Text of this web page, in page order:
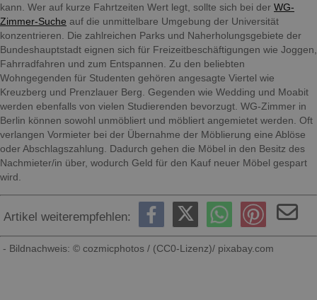
kann. Wer auf kurze Fahrtzeiten Wert legt, sollte sich bei der WG-
Zimmer-Suche auf die unmittelbare Umgebung der Universität
konzentrieren. Die zahlreichen Parks und Naherholungsgebiete der
Bundeshauptstadt eignen sich für Freizeitbeschäftigungen wie Joggen,
Fahrradfahren und zum Entspannen. Zu den beliebten
Wohngegenden für Studenten gehören angesagte Viertel wie
Kreuzberg und Prenzlauer Berg. Gegenden wie Wedding und Moabit
werden ebenfalls von vielen Studierenden bevorzugt. WG-Zimmer in
Berlin können sowohl unmöbliert und möbliert angemietet werden. Oft
verlangen Vormieter bei der Übernahme der Möblierung eine Ablöse
oder Abschlagszahlung. Dadurch gehen die Möbel in den Besitz des
Nachmieter/in über, wodurch Geld für den Kauf neuer Möbel gespart
wird.
Artikel weiterempfehlen:
- Bildnachweis: © cozmicphotos / (CC0-Lizenz)/ pixabay.com